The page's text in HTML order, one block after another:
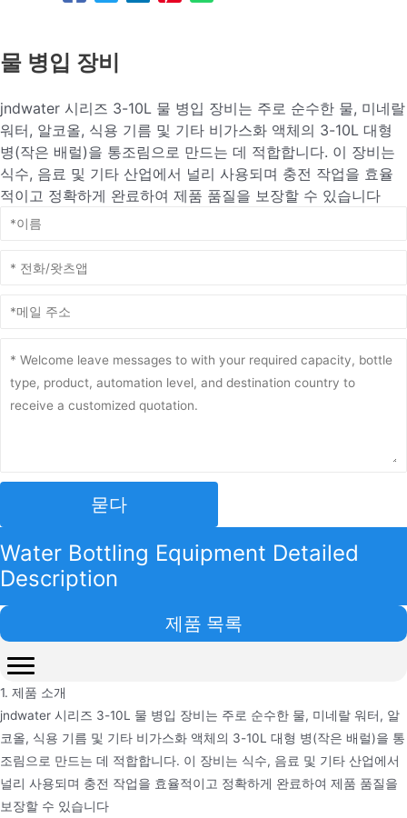
물 병입 장비
jndwater 시리즈 3-10L 물 병입 장비는 주로 순수한 물, 미네랄
워터, 알코올, 식용 기름 및 기타 비가스화 액체의 3-10L 대형
병(작은 배럴)을 통조림으로 만드는 데 적합합니다. 이 장비는
식수, 음료 및 기타 산업에서 널리 사용되며 충전 작업을 효율
적이고 정확하게 완료하여 제품 품질을 보장할 수 있습니다
묻다
Water Bottling Equipment Detailed
Description
1. 제품 소개
jndwater 시리즈 3-10L 물 병입 장비는 주로 순수한 물, 미네랄 워터, 알
코올, 식용 기름 및 기타 비가스화 액체의 3-10L 대형 병(작은 배럴)을 통
조림으로 만드는 데 적합합니다. 이 장비는 식수, 음료 및 기타 산업에서
널리 사용되며 충전 작업을 효율적이고 정확하게 완료하여 제품 품질을
보장할 수 있습니다
제품 목록